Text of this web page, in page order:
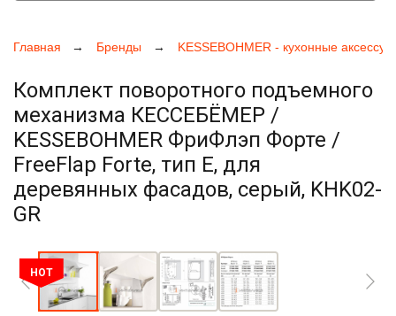
Главная Бренды KESSEBOHMER - кухонные
Комплект поворотного подъемного
механизма КЕССЕБЁМЕР /
KESSEBOHMER ФриФлэп Форте /
FreeFlap Forte, тип E, для
деревянных фасадов, серый, KHK02-
GR
HOT